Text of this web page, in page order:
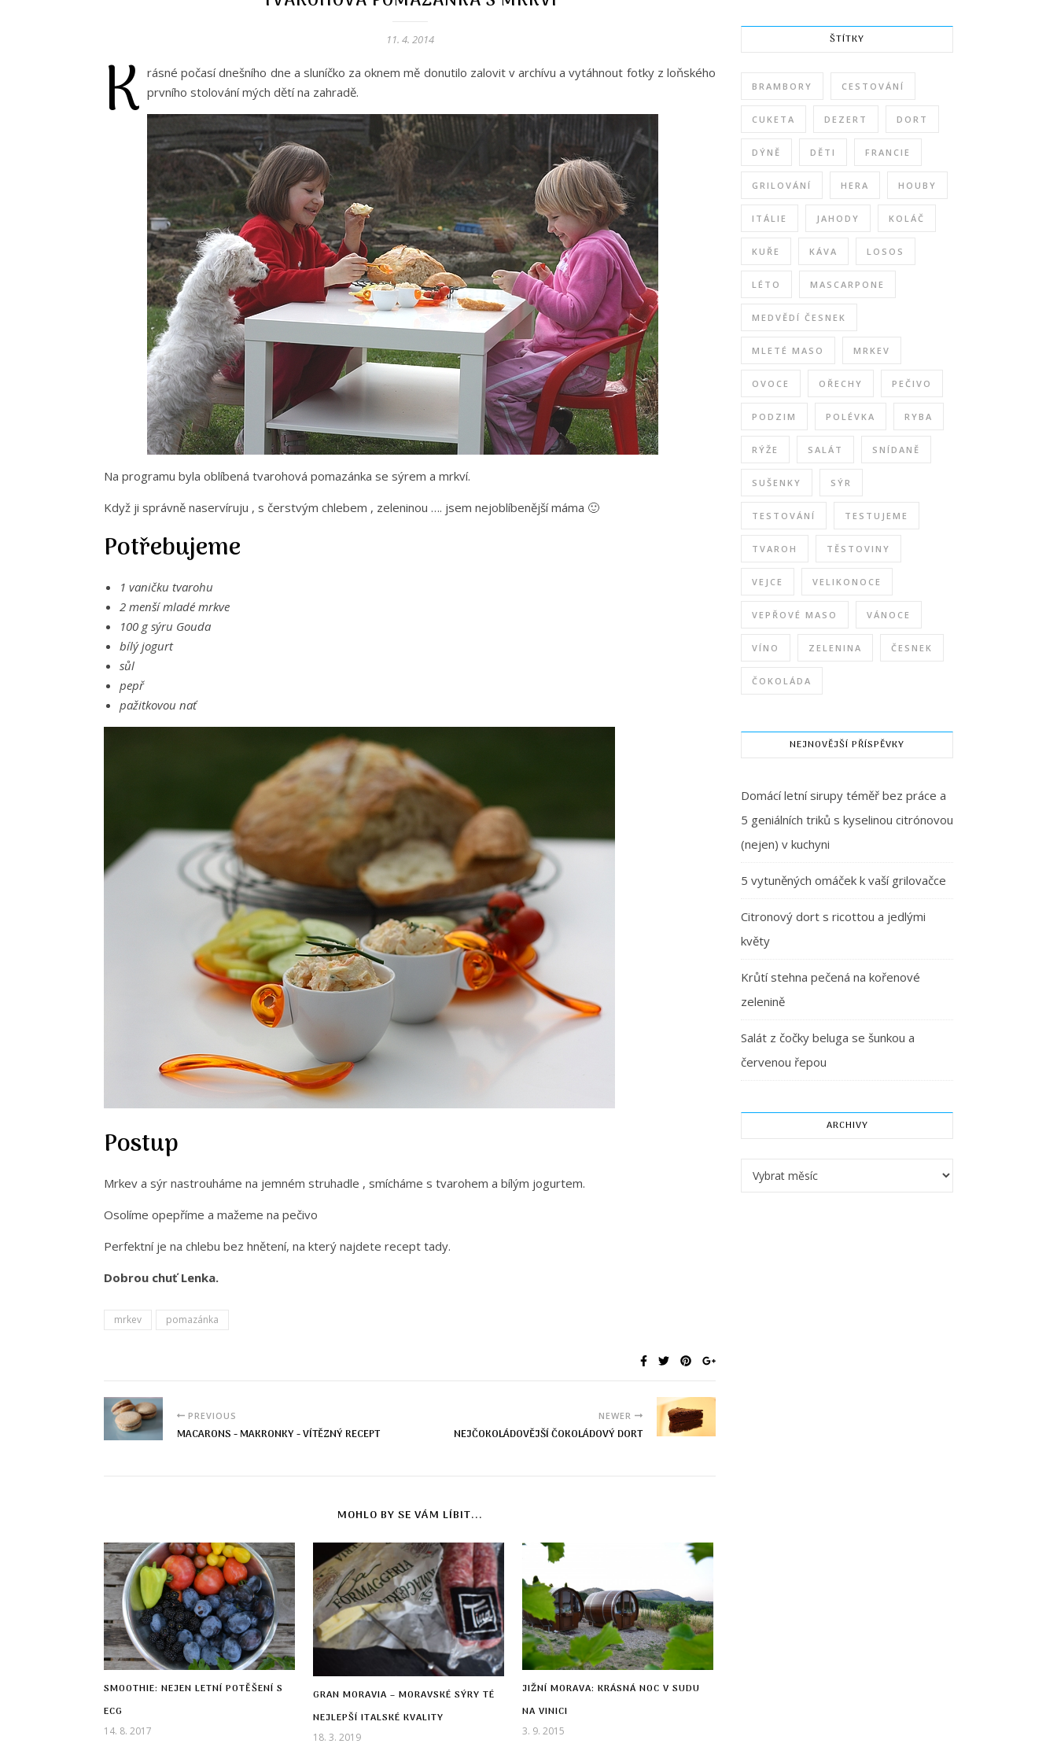
11. 4. 2014
K rásné počasí dnešního dne a sluníčko za oknem mě donutilo zalovit v archívu a vytáhnout fotky z loňského
prvního stolování mých dětí na zahradě.
Na programu byla oblíbená tvarohová pomazánka se sýrem a mrkví.
Když ji správně naservíruju , s čerstvým chlebem , zeleninou …. jsem nejoblíbenější máma 🙂
Potřebujeme
1 vaničku tvarohu
2 menší mladé mrkve
100 g sýru Gouda
bílý jogurt
sůl
pepř
pažitkovou nať
Postup
Mrkev a sýr nastrouháme na jemném struhadle , smícháme s tvarohem a bílým jogurtem.
Osolíme opepříme a mažeme na pečivo
Perfektní je na chlebu bez hnětení, na který najdete recept tady.
Dobrou chuť Lenka.
mrkev pomazánka
PREVIOUS
MACARONS - MAKRONKY - VÍTĚZNÝ RECEPT
NEWER
NEJČOKOLÁDOVĚJŠÍ ČOKOLÁDOVÝ DORT
MOHLO BY SE VÁM LÍBIT...
SMOOTHIE: NEJEN LETNÍ POTĚŠENÍ S
ECG
14. 8. 2017
GRAN MORAVIA – MORAVSKÉ SÝRY TÉ
NEJLEPŠÍ ITALSKÉ KVALITY
18. 3. 2019
JIŽNÍ MORAVA: KRÁSNÁ NOC V SUDU
NA VINICI
3. 9. 2015
ŠTÍTKY
BRAMBORY CESTOVÁNÍ
CUKETA DEZERT DORT
DÝNĚ DĚTI FRANCIE
GRILOVÁNÍ HERA HOUBY
ITÁLIE JAHODY KOLÁČ
KUŘE KÁVA LOSOS
LÉTO MASCARPONE
MEDVĚDÍ ČESNEK
MLETÉ MASO MRKEV
OVOCE OŘECHY PEČIVO
PODZIM POLÉVKA RYBA
RÝŽE SALÁT SNÍDANĚ
SUŠENKY SÝR
TESTOVÁNÍ TESTUJEME
TVAROH TĚSTOVINY
VEJCE VELIKONOCE
VEPŘOVÉ MASO VÁNOCE
VÍNO ZELENINA ČESNEK
ČOKOLÁDA
NEJNOVĚJŠÍ PŘÍSPĚVKY
Domácí letní sirupy téměř bez práce a
5 geniálních triků s kyselinou citrónovou
(nejen) v kuchyni
5 vytuněných omáček k vaší grilovačce
Citronový dort s ricottou a jedlými
květy
Krůtí stehna pečená na kořenové
zelenině
Salát z čočky beluga se šunkou a
červenou řepou
ARCHIVY